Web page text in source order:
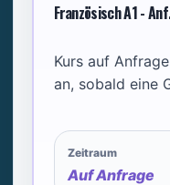
Französisch A1 -
Kurs auf
an, sobald eine
Zeitraum
Auf Anfrage